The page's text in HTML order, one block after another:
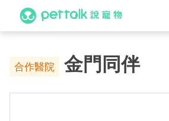
合作醫院 金門同伴